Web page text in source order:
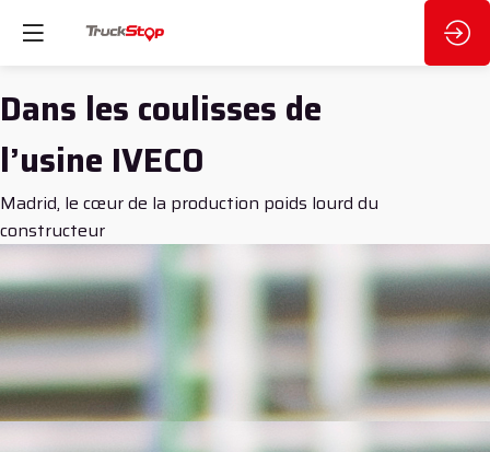
Dans les coulisses de
l’usine IVECO
Madrid, le cœur de la production poids lourd du
constructeur